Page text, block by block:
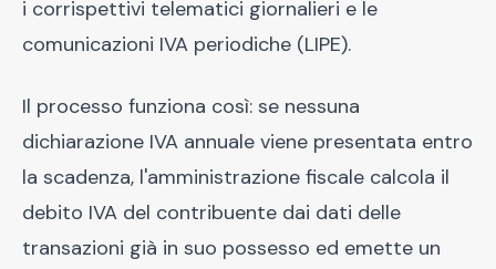
i corrispettivi telematici giornalieri e le
comunicazioni IVA periodiche (LIPE).
Il processo funziona così: se nessuna
dichiarazione IVA annuale viene presentata entro
la scadenza, l'amministrazione fiscale calcola il
debito IVA del contribuente dai dati delle
transazioni già in suo possesso ed emette un